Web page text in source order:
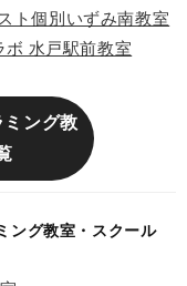
ト個別いずみ南教室
ボ 水戸駅前教室
ング教
ング教室・スクール